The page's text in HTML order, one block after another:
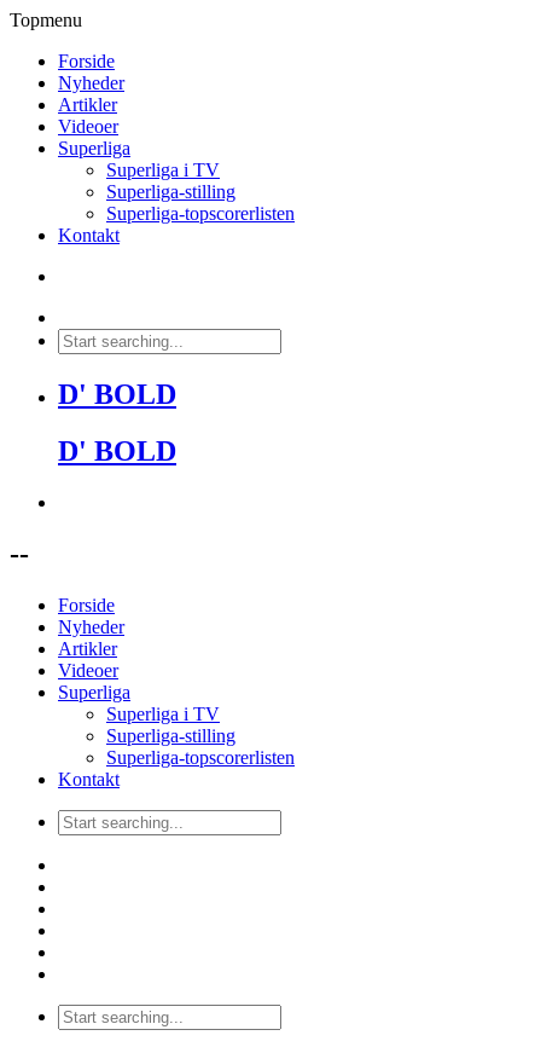
Topmenu
Forside
Nyheder
Artikler
Videoer
Superliga
Superliga i TV
Superliga-stilling
Superliga-topscorerlisten
Kontakt
D' BOLD
D' BOLD
--
Forside
Nyheder
Artikler
Videoer
Superliga
Superliga i TV
Superliga-stilling
Superliga-topscorerlisten
Kontakt